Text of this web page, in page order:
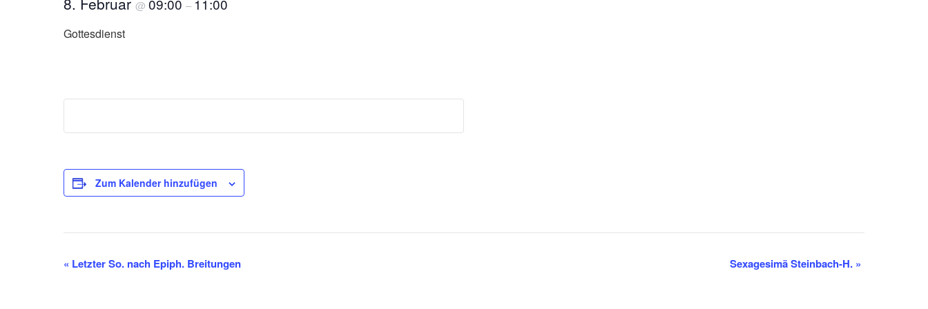
@ 09:00 – 11:00
Gottesdienst
Zum Kalender hinzufügen
V
« Letzter So. nach Epiph. Breitungen Sexagesimä Steinbach-H. »